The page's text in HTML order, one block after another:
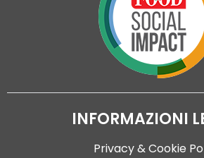
INFORMAZIONI
Privacy & Cookie